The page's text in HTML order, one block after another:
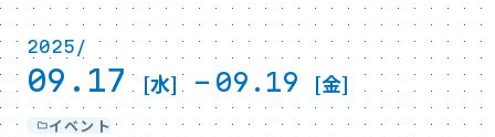
2025/
09.17 [水] - 09.19 [金]
イベント